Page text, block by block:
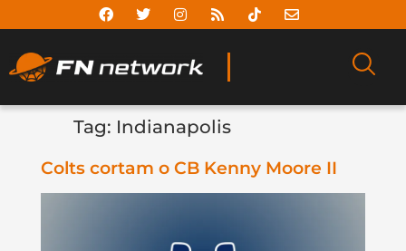
Tag: Indianapolis
Colts cortam o CB Kenny Moore II